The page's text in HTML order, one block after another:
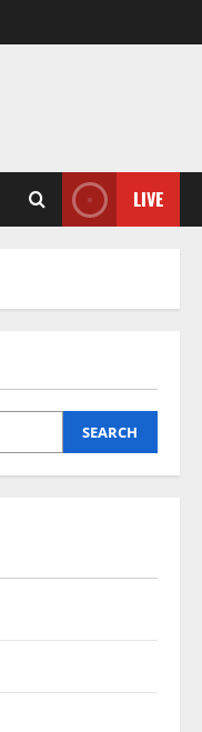
LIVE
SEARCH